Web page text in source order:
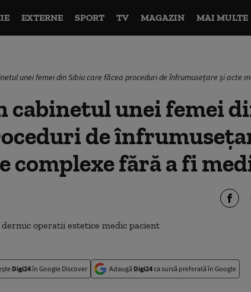
EXTERNE SPORT TV MAGAZIN MAI MULTE
unei femei din Sibiu care făcea proceduri de înfrumusețare și acte
cabinetul unei femei
de
complexe fără a fi
Digi24în Google Discover Adaugă Digi24ca sursă preferată în Google